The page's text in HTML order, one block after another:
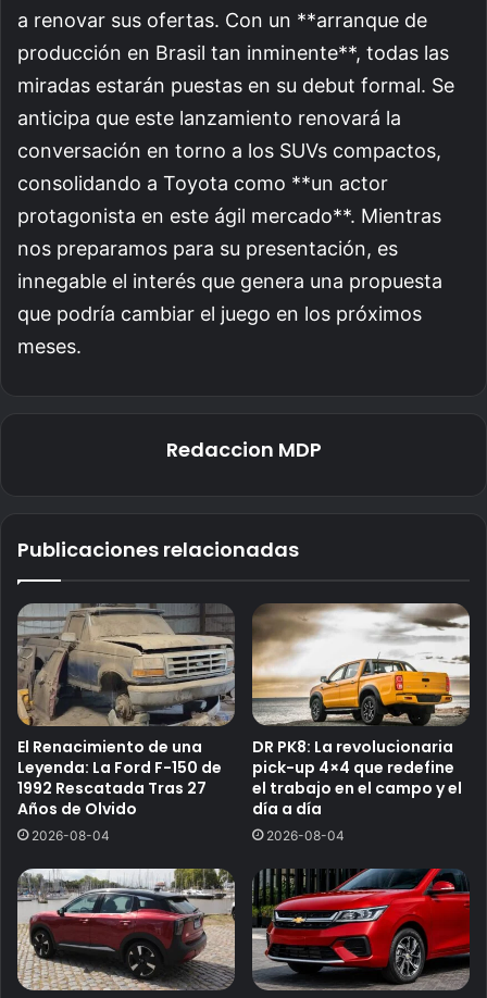
a renovar sus ofertas. Con un **arranque de
producción en Brasil tan inminente**, todas las
miradas estarán puestas en su debut formal. Se
anticipa que este lanzamiento renovará la
conversación en torno a los SUVs compactos,
consolidando a Toyota como **un actor
protagonista en este ágil mercado**. Mientras
nos preparamos para su presentación, es
innegable el interés que genera una propuesta
que podría cambiar el juego en los próximos
meses.
Redaccion MDP
Publicaciones relacionadas
El Renacimiento de una
Leyenda: La Ford F-150 de
1992 Rescatada Tras 27
Años de Olvido
2026-08-04
DR PK8: La revolucionaria
pick-up 4×4 que redefine
el trabajo en el campo y el
día a día
2026-08-04